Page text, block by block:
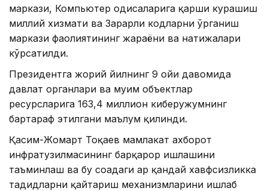
маркази, Компьютер ҳодисаларига қарши курашиш
миллий хизмати ва Зарарли кодларни ўрганиш
маркази фаолиятининг жараёни ва натижалари
кўрсатилди.
Президентга жорий йилнинг 9 ойи давомида
давлат органлари ва муҳим объектлар
ресурсларига 163,4 миллион киберҳужумнинг
бартараф этилгани маълум қилинди.
Қасим-Жомарт Тоқаев мамлакат ахборот
инфратузилмасининг барқарор ишлашини
таъминлаш ва бу соҳадаги ҳар қандай хавфсизликка
таҳдидларни қайтариш механизмларини ишлаб